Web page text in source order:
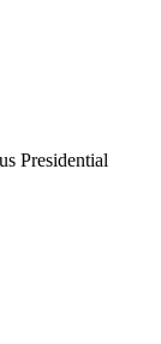
Presidential